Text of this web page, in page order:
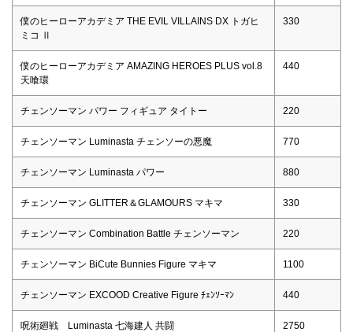
僕のヒーローアカデミア THE EVIL VILLAINS DX トガヒ
ミコ Ⅱ
330
僕のヒーローアカデミア AMAZING HEROES PLUS vol.8
天喰環
440
チェンソーマン パワー フィギュア タイトー 220
チェンソーマン Luminasta チェンソーの悪魔 770
チェンソーマン Luminasta パワー 880
チェンソーマン GLITTER＆GLAMOURS マキマ 330
チェンソーマン Combination Battle チェンソーマン 220
チェンソーマン BiCute Bunnies Figure マキマ 1100
チェンソーマン EXCOOD Creative Figure ﾁｪﾝｿｰﾏﾝ 440
呪術廻戦 Luminasta 七海建人 共闘 2750